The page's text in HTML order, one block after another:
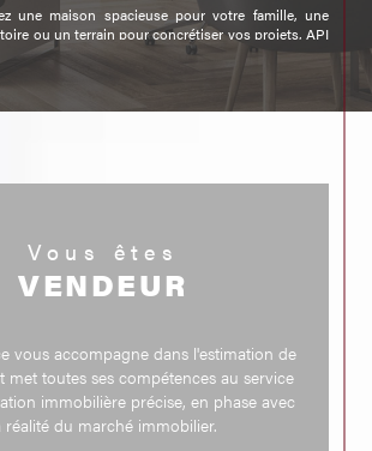
une maison spacieuse pour votre famille, une
ou un terrain pour concrétiser vos projets, API
votre allié.
vos besoins pour vous présenter des
précisément à vos critères et à votre budget.
louer, notre agence propose une sélection
avec jardin, notre catalogue s'adapte à toutes
ce que chaque location réponde à un standard de
de vendre votre propriété, uneestimation à
indispensable.
Vous êtes
VENDEUR
vous accompagne dans l'estimation de
met toutes ses compétences au service
immobilière précise, en phase avec
réalité du marché immobilier.